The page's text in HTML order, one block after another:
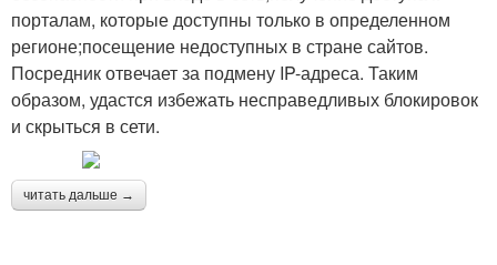
порталам, которые доступны только в определенном
регионе;посещение недоступных в стране сайтов.
Посредник отвечает за подмену IP-адреса. Таким
образом, удастся избежать несправедливых блокировок
и скрыться в сети.
читать дальше →